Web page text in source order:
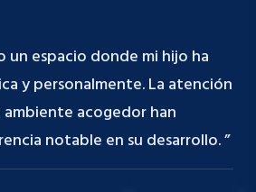
un espacio donde mi hijo ha
y personalmente. La atención
acogedor han
notable en su desarrollo. ”